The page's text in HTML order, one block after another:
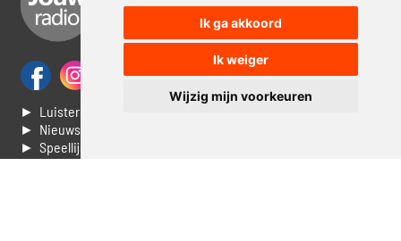
Ik ga akkoord
Ik weiger
Wijzig mijn voorkeuren
► Luisteren naar Jouwradio
► Nieuws
► Speellijst
► Stem voor de Dag top 3